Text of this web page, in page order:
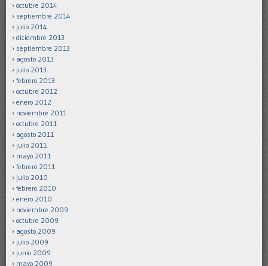
octubre 2014
septiembre 2014
julio 2014
diciembre 2013
septiembre 2013
agosto 2013
julio 2013
febrero 2013
octubre 2012
enero 2012
noviembre 2011
octubre 2011
agosto 2011
julio 2011
mayo 2011
febrero 2011
julio 2010
febrero 2010
enero 2010
noviembre 2009
octubre 2009
agosto 2009
julio 2009
junio 2009
mayo 2009